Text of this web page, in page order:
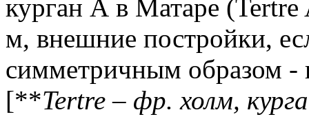
курган А в Матаре (Tertre
м, внешние постройки,
симметричным образом
[**Tertre – фр. холм,